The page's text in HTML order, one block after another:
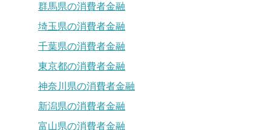
群馬県の消費者金融
埼玉県の消費者金融
千葉県の消費者金融
東京都の消費者金融
神奈川県の消費者金融
新潟県の消費者金融
富山県の消費者金融